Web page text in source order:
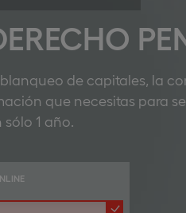
de capitales, la
que necesitas para
1 año.